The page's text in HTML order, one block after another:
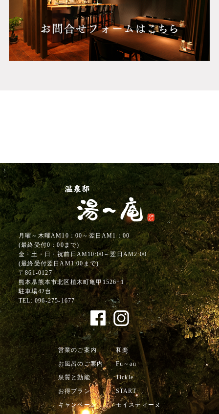
月曜～木曜AM10：00～翌日AM1：00
(最終受付0：00まで)
金・土・日・祝前日AM10:00～翌日AM2:00
(最終受付翌日AM1:00まで)
〒861-0127
熊本県熊本市北区植木町亀甲1526−1
駐車場42台
TEL: 096-275-1677
営業のご案内
お風呂のご案内
泉質と効能
お得プラン
キャンペーン
和楽
Fu～an
Tickle
START
モイスティーヌ